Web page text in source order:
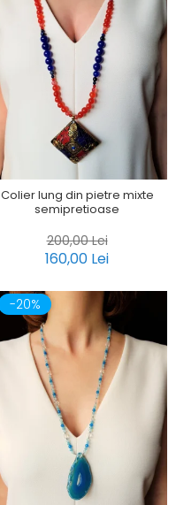
Colier lung din pietre mixte
semipretioase
200,00 Lei
160,00 Lei
-20%